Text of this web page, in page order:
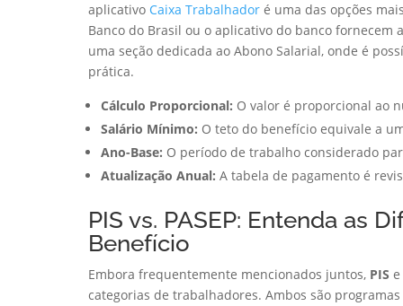
aplicativo Caixa Trabalhador é uma das opções
Banco do Brasil ou o aplicativo do banco fornecem
uma seção dedicada ao Abono Salarial, onde é
prática.
Cálculo Proporcional: O valor é proporcional ao
Salário Mínimo: O teto do benefício equivale a
Ano-Base: O período de trabalho considerado
Atualização Anual: A tabela de pagamento é
PIS vs. PASEP: Entenda as
Benefício
Embora frequentemente mencionados juntos, PIS e
categorias de trabalhadores. Ambos são